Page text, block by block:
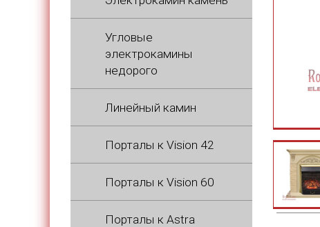
Угловые
электрокамины
недорого
Линейный камин
Порталы к Vision 42
Порталы к Vision 60
Порталы к Astra